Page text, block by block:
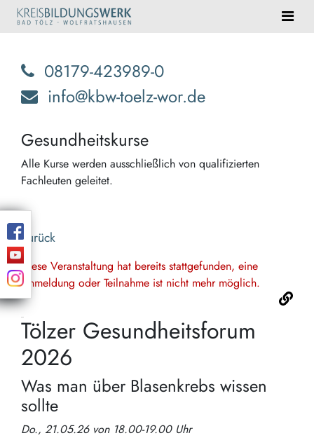
08179-423989-0
info@kbw-toelz-wor.de
Gesundheitskurse
Alle Kurse werden ausschließlich von qualifizierten
Fachleuten geleitet.
Zurück
Diese Veranstaltung hat bereits stattgefunden, eine
Anmeldung oder Teilnahme ist nicht mehr möglich.
Tölzer Gesundheitsforum
2026
Was man über Blasenkrebs wissen
sollte
Do., 21.05.26 von 18.00-19.00 Uhr